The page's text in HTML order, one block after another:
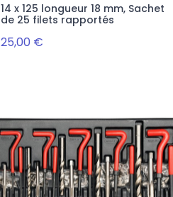
14 x 125 longueur 18 mm, Sachet
de 25 filets rapportés
25,00 €